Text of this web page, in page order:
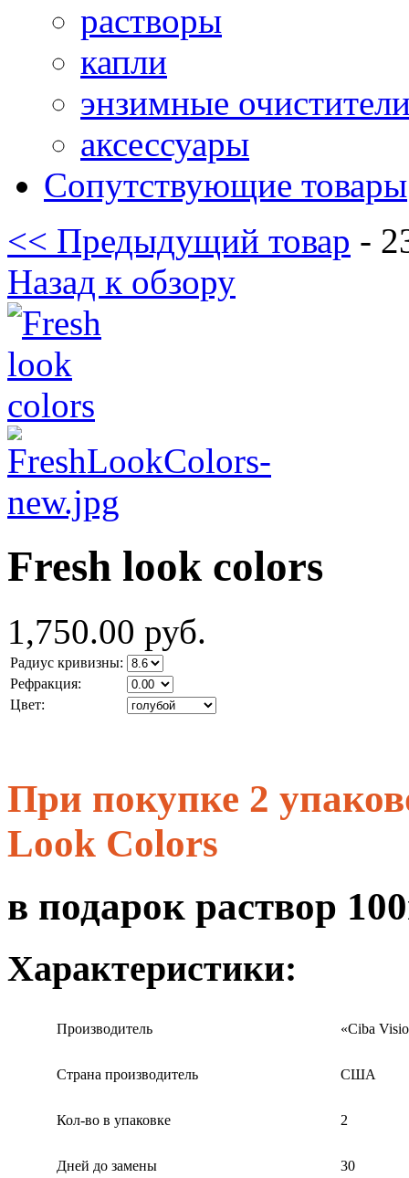
растворы
капли
энзимные
аксессуары
Сопутствующие товары
<< Предыдущий товар -
Назад к обзору
Fresh look colors
1,750.00 руб.
Радиус кривизны:
Рефракция:
Цвет:
При покупке 2
Look Colors
в подарок раствор
Характеристики:
Производитель «Ciba
Страна производитель США
Кол-во в упаковке 2
Дней до замены 30